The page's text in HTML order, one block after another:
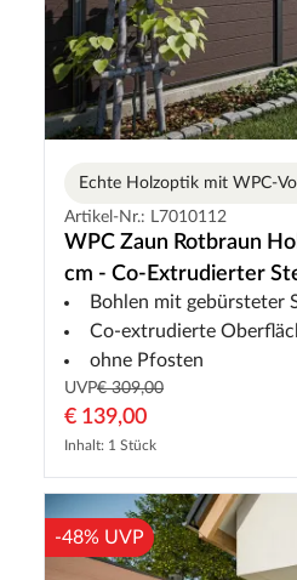
Echte Holzoptik mit WPC-
Artikel-Nr.: L7010112
WPC Zaun Rotbraun
cm - Co-Extrudierter
Bohlen mit gebürsteter
Co-extrudierte
ohne Pfosten
UVP€ 309,00
€ 139,00
Inhalt: 1 Stück
-48% UVP